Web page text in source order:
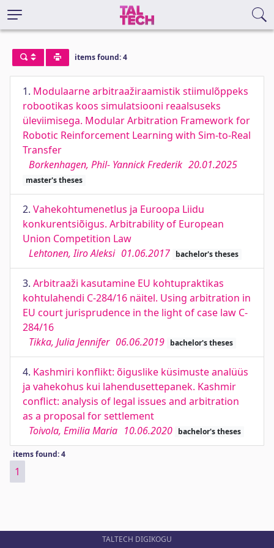
items found: 4
1. Modulaarne arbitraažiraamistik stiimulõppeks
robootikas koos simulatsiooni reaalsuseks
üleviimisega. Modular Arbitration Framework for
Robotic Reinforcement Learning with Sim-to-Real
Transfer
Borkenhagen, Phil- Yannick Frederik 20.01.2025
master's theses
2. Vahekohtumenetlus ja Euroopa Liidu
konkurentsiõigus. Arbitrability of European
Union Competition Law
Lehtonen, Iiro Aleksi 01.06.2017 bachelor's theses
3. Arbitraaži kasutamine EU kohtupraktikas
kohtulahendi C-284/16 näitel. Using arbitration in
EU court jurisprudence in the light of case law C-
284/16
Tikka, Julia Jennifer 06.06.2019 bachelor's theses
4. Kashmiri konflikt: õiguslike küsimuste analüüs
ja vahekohus kui lahendusettepanek. Kashmir
conflict: analysis of legal issues and arbitration
as a proposal for settlement
Toivola, Emilia Maria 10.06.2020 bachelor's theses
items found: 4
1
TALTECH DIGIKOGU